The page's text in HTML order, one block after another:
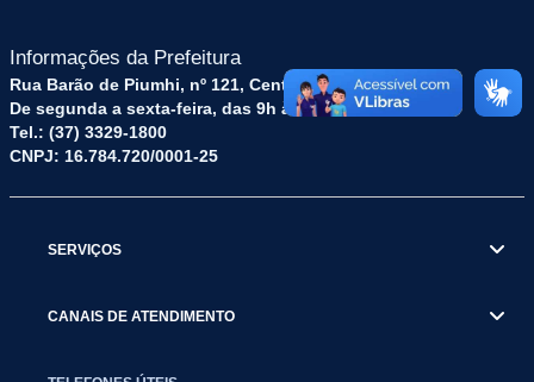
Informações da Prefeitura
Rua Barão de Piumhi, nº 121, Centro – CEP: 35570-128
De segunda a sexta-feira, das 9h às 16h
Tel.: (37) 3329-1800
CNPJ: 16.784.720/0001-25
SERVIÇOS
CANAIS DE ATENDIMENTO